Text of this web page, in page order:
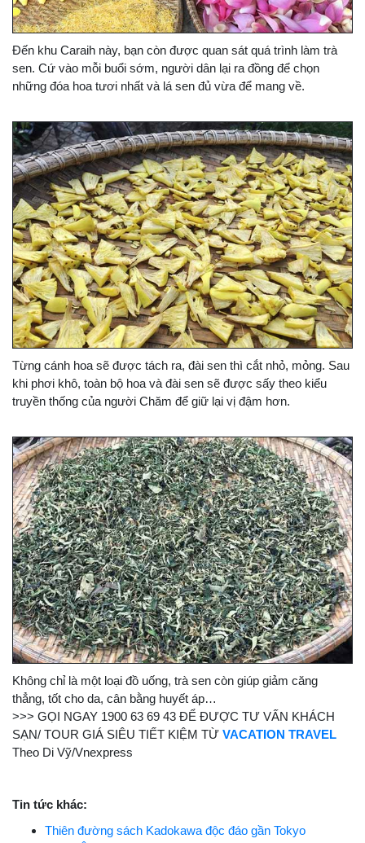
Đến khu Caraih này, bạn còn được quan sát quá trình làm trà
sen. Cứ vào mỗi buổi sớm, người dân lại ra đồng để chọn
những đóa hoa tươi nhất và lá sen đủ vừa để mang về.
Từng cánh hoa sẽ được tách ra, đài sen thì cắt nhỏ, mỏng. Sau
khi phơi khô, toàn bộ hoa và đài sen sẽ được sấy theo kiểu
truyền thống của người Chăm để giữ lại vị đậm hơn.
Không chỉ là một loại đồ uống, trà sen còn giúp giảm căng
thẳng, tốt cho da, cân bằng huyết áp…
>>> GỌI NGAY 1900 63 69 43 ĐỂ ĐƯỢC TƯ VẤN KHÁCH
SẠN/ TOUR GIÁ SIÊU TIẾT KIỆM TỪ VACATION TRAVEL
Theo Di Vỹ/Vnexpress
Tin tức khác:
Thiên đường sách Kadokawa độc đáo gần Tokyo